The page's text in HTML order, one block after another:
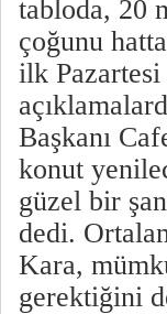
tabloda, 20
çoğunu
ilk
Başkanı
konut
güzel bir
dedi.
Kara,
gerektiğini